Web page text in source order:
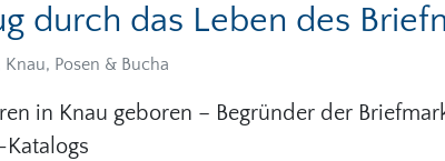
durch das Leben des
Knau, Posen & Bucha
in Knau geboren – Begründer der